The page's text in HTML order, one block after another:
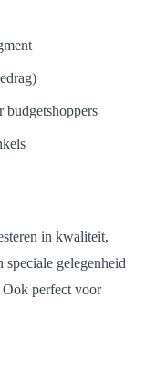
in kwaliteit,
speciale gelegenheid
perfect voor